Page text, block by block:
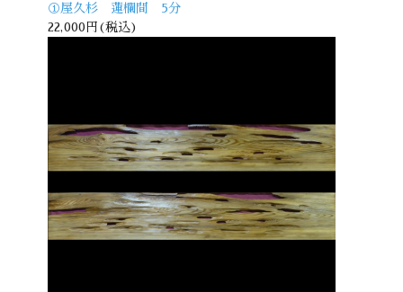
①屋久杉 蓮欄間 5分
22,000円(税込)